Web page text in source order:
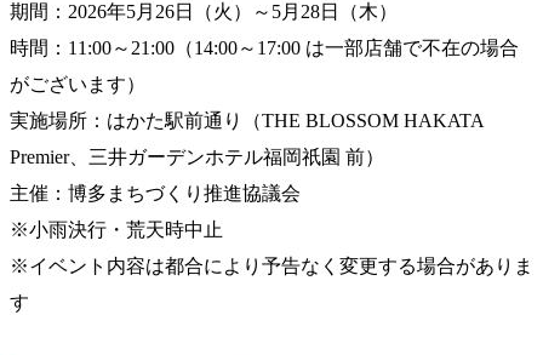
期間：2026年5月26日（火）～5月28日（木）
時間：11:00～21:00（14:00～17:00 は一部店舗で不在の場合
がございます）
実施場所：はかた駅前通り（THE BLOSSOM HAKATA
Premier、三井ガーデンホテル福岡祇園 前）
主催：博多まちづくり推進協議会
※小雨決行・荒天時中止
※イベント内容は都合により予告なく変更する場合がありま
す